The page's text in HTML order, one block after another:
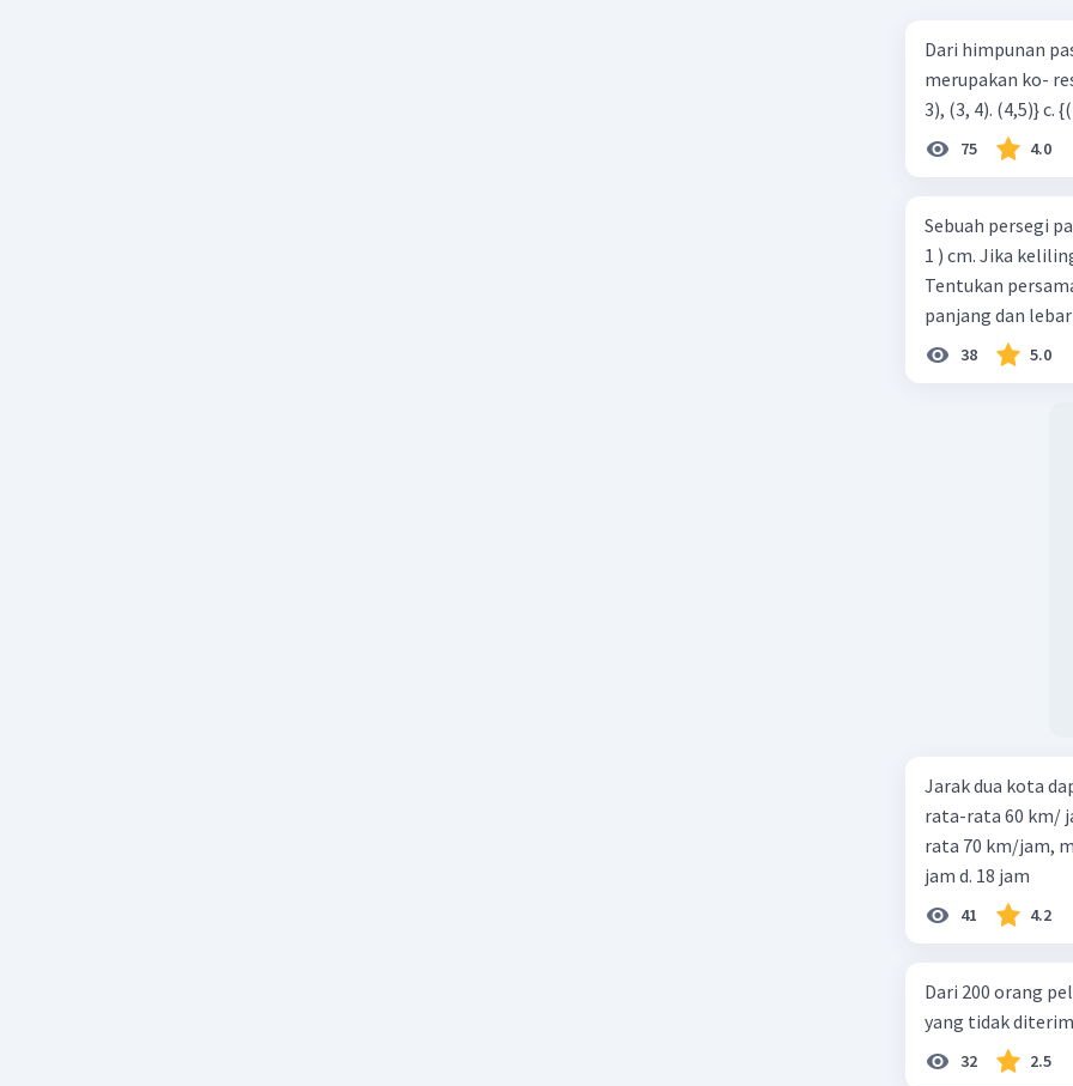
Dari himpunan
merupakan ko- respondensi satu-satu? a. {(1, 1), (2, 2), (3, 3), (4,4)} b. {(1, 2), (2,
75 4.0
Sebuah persegi
1 ) cm. Jika
Tentukan
panjang dan
38 5.0
Jarak dua kota
rata-rata 60 km/
rata 70 km/jam, maka
jam d. 18 jam
41 4.2
Dari 200 orang
yang tidak
32 2.5